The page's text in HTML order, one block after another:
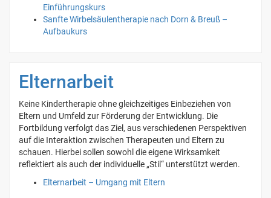
Einführungskurs
Sanfte Wirbelsäulentherapie nach Dorn & Breuß –
Aufbaukurs
Elternarbeit
Keine Kindertherapie ohne gleichzeitiges Einbeziehen von
Eltern und Umfeld zur Förderung der Entwicklung. Die
Fortbildung verfolgt das Ziel, aus verschiedenen Perspektiven
auf die Interaktion zwischen Therapeuten und Eltern zu
schauen. Hierbei sollen sowohl die eigene Wirksamkeit
reflektiert als auch der individuelle „Stil“ unterstützt werden.
Elternarbeit – Umgang mit Eltern